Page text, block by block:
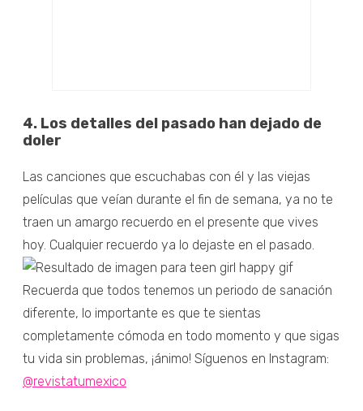
4. Los detalles del pasado han dejado de
doler
Las canciones que escuchabas con él y las viejas
películas que veían durante el fin de semana, ya no te
traen un amargo recuerdo en el presente que vives
hoy. Cualquier recuerdo ya lo dejaste en el pasado.
Recuerda que todos tenemos un periodo de sanación
diferente, lo importante es que te sientas
completamente cómoda en todo momento y que sigas
tu vida sin problemas, ¡ánimo! Síguenos en Instagram:
@revistatumexico